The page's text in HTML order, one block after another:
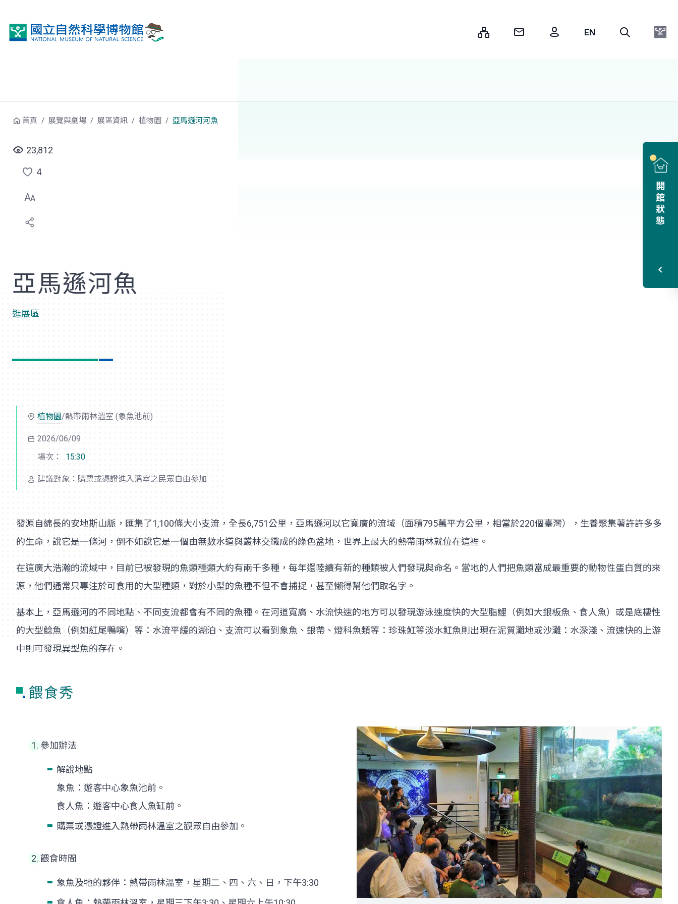
開館狀態
首頁 展覽與劇場 展區資訊 植物園 亞馬遜河河魚
23,812
點
選
喜
4
亞馬遜河魚
逛展區
植物園/熱帶雨林溫室 (象魚池前)
2026/06/09
場次：
15:30
建議對象：購票或憑證進入溫室之民眾自由參加
發源自綿長的安地斯山脈，匯集了1,100條大小支流，全長6,751公里，亞馬遜河以它寬廣的流域（面積795萬平方公里，相當於220個臺灣），生養聚集著許許多多
的生命，說它是一條河，倒不如說它是一個由無數水道與叢林交織成的綠色盆地，世界上最大的熱帶雨林就位在這裡。
在這廣大浩瀚的流域中，目前已被發現的魚類種類大約有兩千多種，每年還陸續有新的種類被人們發現與命名。當地的人們把魚類當成最重要的動物性蛋白質的來
源，他們通常只專注於可食用的大型種類，對於小型的魚種不但不會捕捉，甚至懶得幫他們取名字。
基本上，亞馬遜河的不同地點、不同支流都會有不同的魚種。在河道寬廣、水流快速的地方可以發現游泳速度快的大型脂鯉（例如大銀板魚、食人魚）或是底棲性
的大型鯰魚（例如紅尾鴨嘴）等：水流平緩的湖泊、支流可以看到象魚、銀帶、燈科魚類等：珍珠魟等淡水魟魚則出現在泥質灘地或沙灘：水深淺、流速快的上游
中則可發現異型魚的存在。
餵食秀
參加辦法
解說地點
象魚：遊客中心象魚池前。
食人魚：遊客中心食人魚缸前。
購票或憑證進入熱帶雨林溫室之觀眾自由參加。
餵食時間
象魚及牠的夥伴：熱帶雨林溫室，星期二、四、六、日，下午3:30